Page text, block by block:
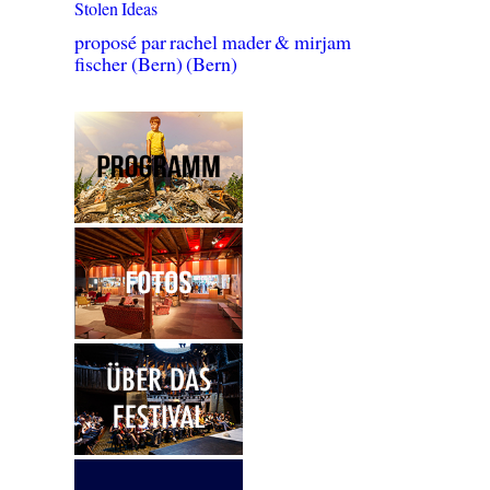
Stolen Ideas
proposé par rachel mader & mirjam
fischer (Bern) (Bern)